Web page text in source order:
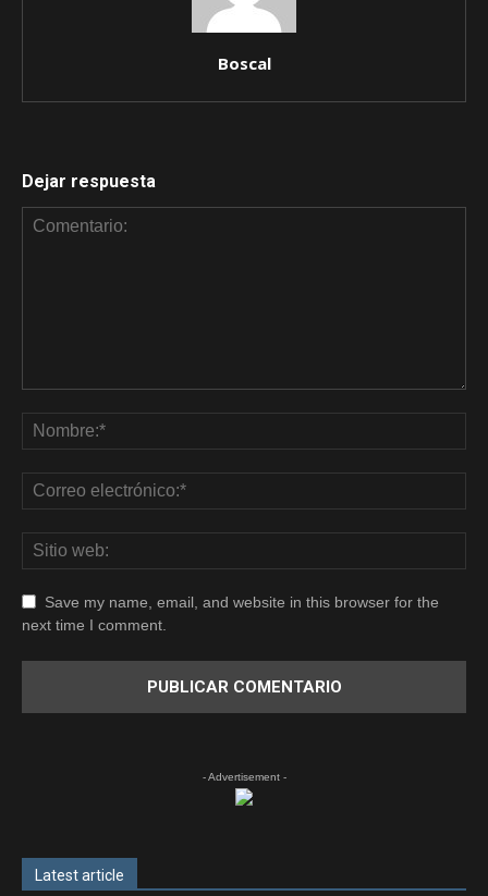
Boscal
Dejar respuesta
Save my name, email, and website in this browser for the
next time I comment.
- Advertisement -
Latest article